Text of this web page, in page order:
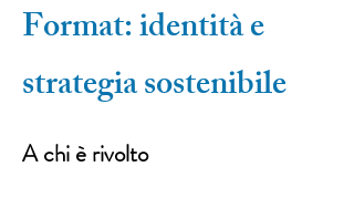
Format: identità e
strategia sostenibile
A chi è rivolto